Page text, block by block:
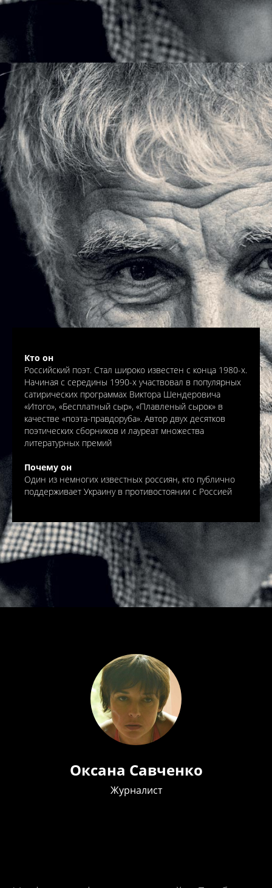
Кто он
Российский поэт. Стал широко известен с конца 1980-х.
Начиная с середины 1990-х участвовал в популярных
сатирических программах Виктора Шендеровича
«Итого», «Бесплатный сыр», «Плавленый сырок» в
качестве «поэта-правдоруба». Автор двух десятков
поэтических сборников и лауреат множества
литературных премий
Почему он
Один из немногих известных россиян, кто публично
поддерживает Украину в противостоянии с Россией
Оксана Савченко
Журналист